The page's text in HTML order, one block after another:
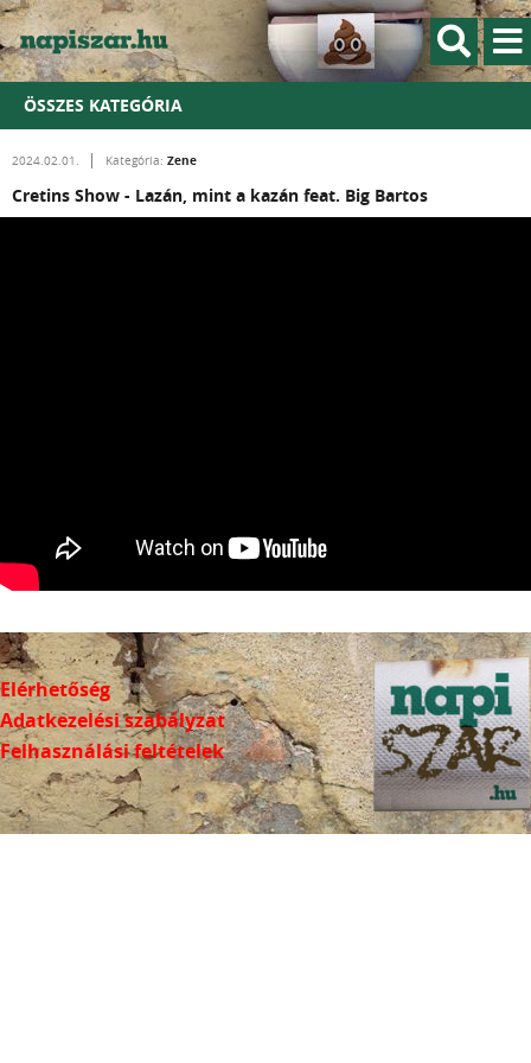
ÖSSZES KATEGÓRIA
2024.02.01. Kategória: Zene
Cretins Show - Lazán, mint a kazán feat. Big Bartos
Elérhetőség
Adatkezelési szabályzat
Felhasználási feltételek